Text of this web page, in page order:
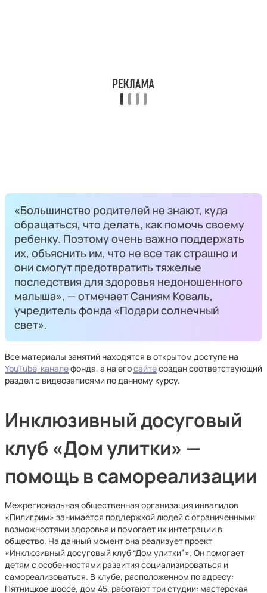
«Большинство родителей не знают, куда
обращаться, что делать, как помочь своему
ребенку. Поэтому очень важно поддержать
их, объяснить им, что не все так страшно и
они смогут предотвратить тяжелые
последствия для здоровья недоношенного
малыша», — отмечает Саниям Коваль,
учредитель фонда «Подари солнечный
свет».
Все материалы занятий находятся в открытом доступе на
YouTube-каналефонда, а на егосайтесоздан соответствующий
раздел с видеозаписями по данному курсу.
Инклюзивный досуговый
клуб «Дом улитки» —
помощь в самореализации
Межрегиональная общественная организация инвалидов
«Пилигрим» занимается поддержкой людей с ограниченными
возможностями здоровья и помогает их интеграции в
общество. На данный момент она реализует проект
«Инклюзивный досуговый клуб “Дом улитки”». Он помогает
детям с особенностями развития социализироваться и
самореализоваться. В клубе, расположенном по адресу:
Пятницкое шоссе, дом 45, работают три студии: мастерская